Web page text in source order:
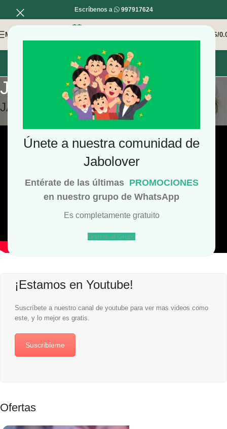
Únete a nuestra comunidad de
Jabolover
Entérate de las últimas PROMOCIONES
en nuestro grupo de WhatsApp
Es completamente gratuito
Unirme al Grupo
Escríbenos a 997917624
MENÚ S/
INICIO MI COMPRA MI CUENTA
Jabón para Bebes
JABÓN PARA BEBES
¡Estamos en Youtube!
Suscríbete a nuestro canal de youtube para ver mas videos como
este, y lo mejor es gratis.
Suscribieme
Ofertas